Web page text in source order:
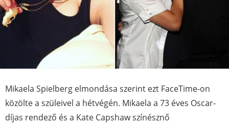
Mikaela Spielberg elmondása szerint ezt FaceTime-on
közölte a szüleivel a hétvégén. Mikaela a 73 éves Oscar-
díjas rendező és a Kate Capshaw színésznő